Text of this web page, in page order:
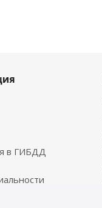
в ГИБДД